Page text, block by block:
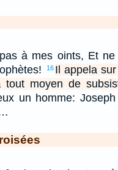
à mes oints, Et
16 Il appela
tout moyen de
un homme: